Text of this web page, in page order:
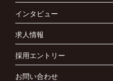
インタビュー
求人情報
採用エントリー
お問い合わせ